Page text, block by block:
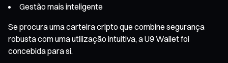
Gestão mais inteligente
Se procura uma carteira cripto que combine segurança
robusta com uma utilização intuitiva, a U9 Wallet foi
concebida para si.